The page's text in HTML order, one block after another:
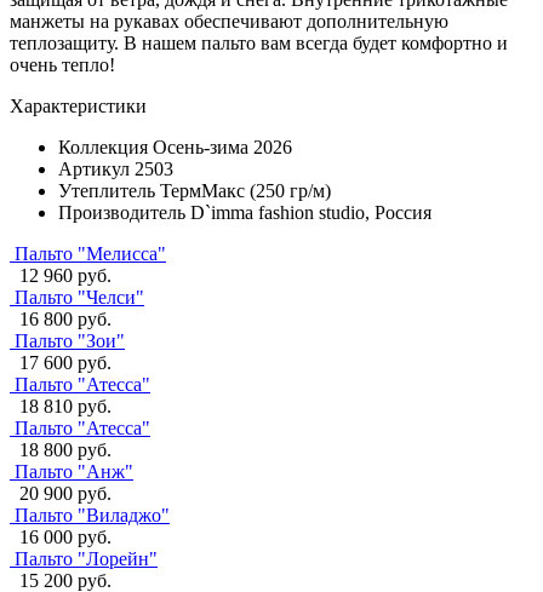
манжеты на рукавах обеспечивают дополнительную
теплозащиту. В нашем пальто вам всегда будет комфортно и
очень тепло!
Характеристики
Коллекция Осень-зима 2026
Артикул 2503
Утеплитель ТермМакс (250 гр/м)
Производитель D`imma fashion studio, Россия
Пальто "Мелисса"
12 960 руб.
Пальто "Челси"
16 800 руб.
Пальто "Зои"
17 600 руб.
Пальто "Атесса"
18 810 руб.
Пальто "Атесса"
18 800 руб.
Пальто "Анж"
20 900 руб.
Пальто "Виладжо"
16 000 руб.
Пальто "Лорейн"
15 200 руб.